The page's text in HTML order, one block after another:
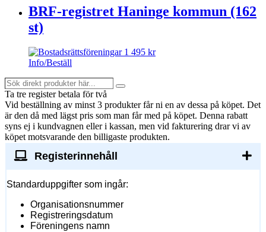
BRF-registret Haninge kommun (162
st)
1 495 kr
Info/Beställ
Sök
direkt
produkter
här...
Search
Ta tre register betala för två
Vid beställning av minst 3 produkter får ni en av dessa på köpet. Det
är den då med lägst pris som man får med på köpet. Denna rabatt
syns ej i kundvagnen eller i kassan, men vid fakturering drar vi av
köpet motsvarande den billigaste produkten.
Registerinnehåll
Standarduppgifter som ingår:
Organisationsnummer
Registreringsdatum
Föreningens namn